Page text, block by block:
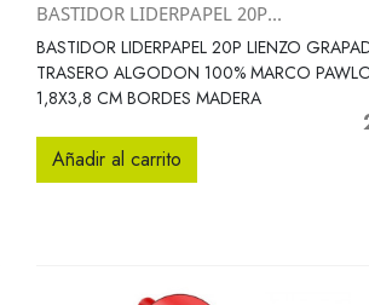
 Vista rápida
BASTIDOR LIDERPAPEL 20P...
BASTIDOR LIDERPAPEL 20P LIENZO
TRASERO ALGODON 100% MARCO
1,8X3,8 CM BORDES MADERA
Añadir al carrito